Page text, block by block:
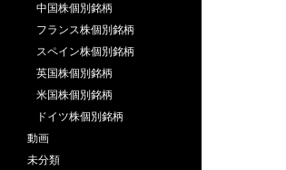
中国株個別銘柄
フランス株個別銘柄
スペイン株個別銘柄
英国株個別銘柄
米国株個別銘柄
ドイツ株個別銘柄
動画
未分類